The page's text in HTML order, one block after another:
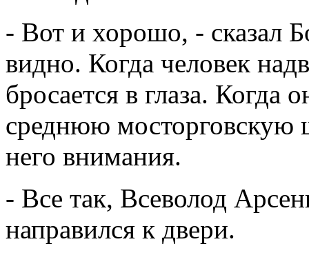
- Вот и хорошо, - сказал
видно. Когда человек
бросается в глаза. Когда
среднюю мосторговскую
него внимания.
- Все так, Всеволод
направился к двери.